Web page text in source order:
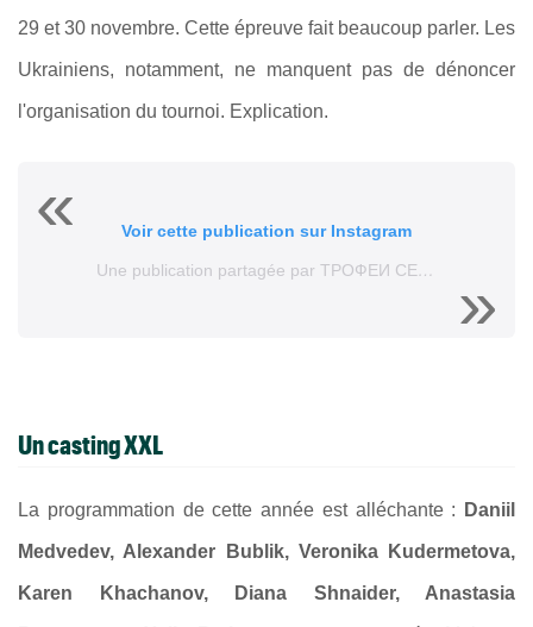
29 et 30 novembre. Cette épreuve fait beaucoup parler. Les
Ukrainiens, notamment, ne manquent pas de dénoncer
l'organisation du tournoi. Explication.
Voir cette publication sur Instagram
Un casting XXL
La programmation de cette année est alléchante : Daniil
Medvedev, Alexander Bublik, Veronika Kudermetova,
Karen Khachanov, Diana Shnaider, Anastasia